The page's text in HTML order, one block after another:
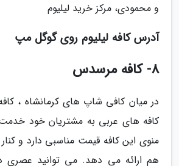
و محمودی، مرکز خرید لیلیوم
آدرس کافه لیلیوم روی گوگل مپ
8- کافه مرسدس
در میان کافی شاپ های کرمانشاه ،
کافه های عربی به مشتریان خود
منوی این کافه قیمت مناسبی دارد و
هم ارائه می دهد. می توانید عصری